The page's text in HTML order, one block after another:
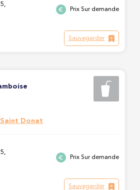
Prix Sur demande
Sauvegarder
Donat
Prix Sur demande
Sauvegarder